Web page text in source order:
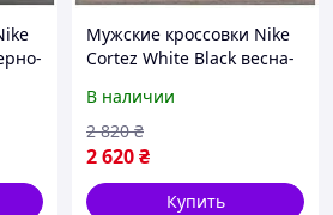
Мужские кроссовки Nike
Cortez White Black весна-
кожаные кроссовки найк
кортез
В наличии
2 620₴
2 820 ₴
Купить